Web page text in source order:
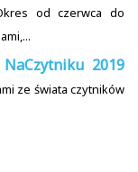
od czerwca do
2019
ze świata czytników